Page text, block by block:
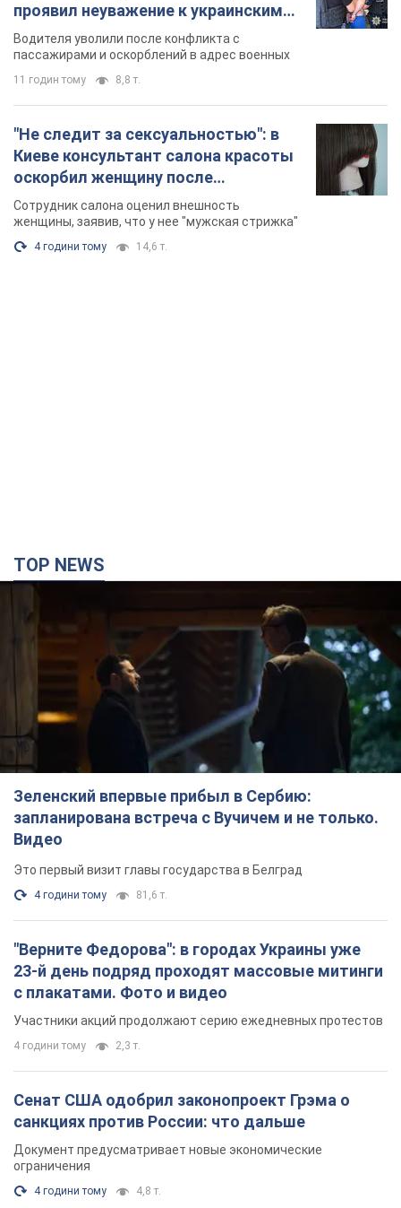
проявил неуважение к украинским
военным и поплатился за это.
Видео
Водителя уволили после конфликта с
пассажирами и оскорблений в адрес военных
11 годин тому 8,8 т.
"Не следит за сексуальностью": в
Киеве консультант салона красоты
оскорбил женщину после
химиотерапии, разгорелся скандал.
Фото
Сотрудник салона оценил внешность
женщины, заявив, что у нее "мужская стрижка"
4 години тому 14,6 т.
TOP NEWS
Зеленский впервые прибыл в Сербию:
запланирована встреча с Вучичем и не только.
Видео
Это первый визит главы государства в Белград
4 години тому 81,6 т.
"Верните Федорова": в городах Украины уже
23-й день подряд проходят массовые митинги
с плакатами. Фото и видео
Участники акций продолжают серию ежедневных протестов
4 години тому 2,3 т.
Сенат США одобрил законопроект Грэма о
санкциях против России: что дальше
Документ предусматривает новые экономические
ограничения
4 години тому 4,8 т.